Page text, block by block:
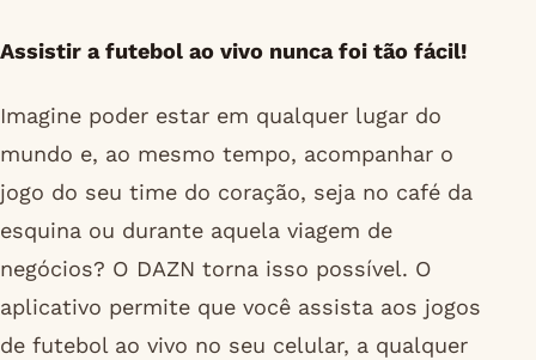
Assistir a futebol ao vivo nunca foi tão fácil!
Imagine poder estar em qualquer lugar do
mundo e, ao mesmo tempo, acompanhar o
jogo do seu time do coração, seja no café da
esquina ou durante aquela viagem de
negócios? O DAZN torna isso possível. O
aplicativo permite que você assista aos jogos
de futebol ao vivo no seu celular, a qualquer